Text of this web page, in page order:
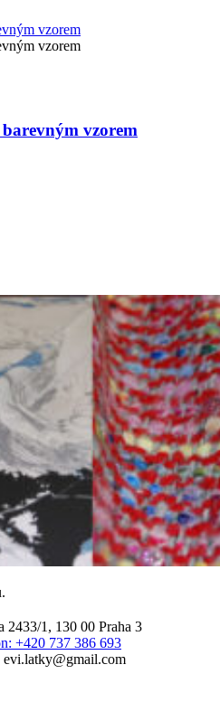
vzorem
2433/1, 130 00 Praha 3
+420 737 386 693
evi.latky@gmail.com